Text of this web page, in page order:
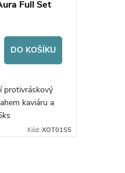
Full Set
DO KOŠÍKU
protivráskový
kaviáru a
Kód: XOT01S5